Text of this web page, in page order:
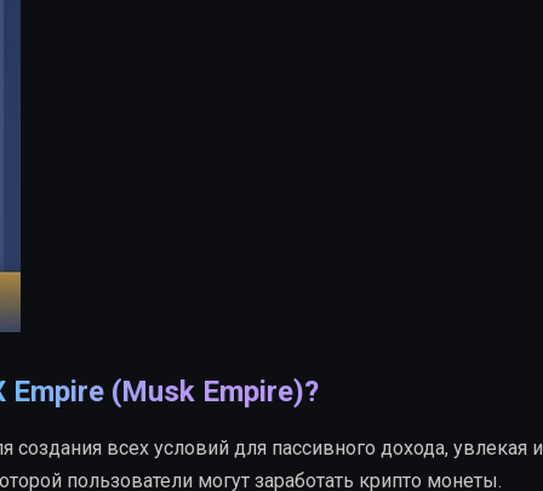
Empire (Musk Empire)?
создания всех условий для пассивного дохода, увлекая
пользователи могут заработать крипто монеты.